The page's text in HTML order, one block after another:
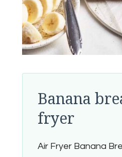
Banana
fryer
Air Fryer Banana